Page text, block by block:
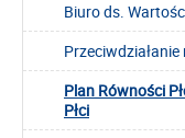
Biuro ds.
Plan Równości
Płci